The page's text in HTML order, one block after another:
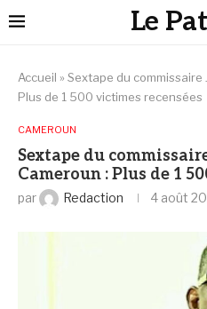
Le
Accueil » Sextape du commissaire
Plus de 1 500 victimes recensées
CAMEROUN
Sextape du
Cameroun : Plus de 1
par Redaction 4 août